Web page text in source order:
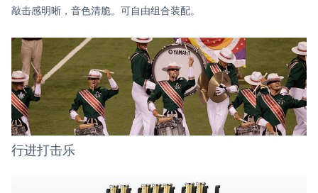
敲击感明晰，音色清脆。可自由组合装配。
行进打击乐